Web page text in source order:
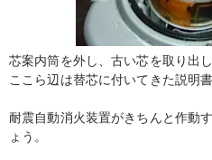
芯案内筒を外し、古い芯を取り出
ここら辺は替芯に付いてきた説明
耐震自動消火装置がきちんと作動
ょう。